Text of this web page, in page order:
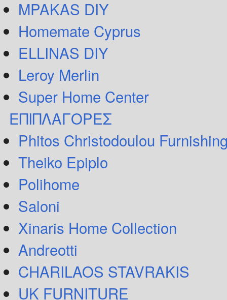
MPAKAS DIY
Homemate Cyprus
ELLINAS DIY
Leroy Merlin
Super Home Center
ΕΠΙΠΛΑΓΟΡΕΣ
Phitos Christodoulou
Theiko Epiplo
Polihome
Saloni
Xinaris Home Collection
Andreotti
CHARILAOS STAVRAKIS
UK FURNITURE